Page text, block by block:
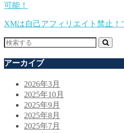
可能！
XMは自己アフィリエイト禁止！
アーカイブ
2026年3月
2025年10月
2025年9月
2025年8月
2025年7月